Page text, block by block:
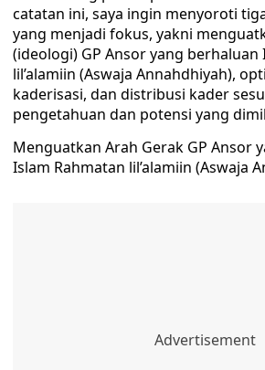
catatan ini, saya ingin menyoroti
yang menjadi fokus, yakni
(ideologi) GP Ansor yang
lil’alamiin (Aswaja Annahdhiyah),
kaderisasi, dan distribusi kader
pengetahuan dan potensi yang
Menguatkan Arah Gerak GP Ansor
Islam Rahmatan lil’alamiin (Aswaja